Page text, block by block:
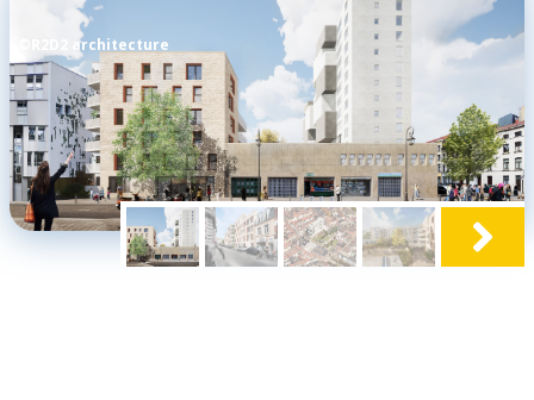
©R2D2 architecture